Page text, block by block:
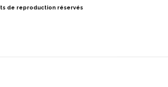
de reproduction réservés